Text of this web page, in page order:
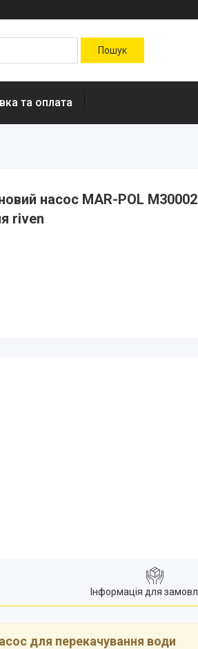
та оплата
насос MAR-POL
riven
Інформація для
для перекачування води